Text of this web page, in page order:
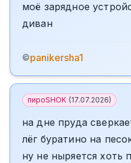
моё зарядное
диван
©panikersha1
пироSHOK (17.07.2026)
на дне пруда
лёг буратино на
ну не ныряется хоть